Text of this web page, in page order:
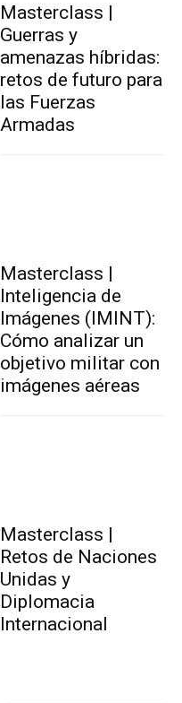
Masterclass |
Guerras y
amenazas híbridas:
retos de futuro para
las Fuerzas
Armadas
Masterclass |
Inteligencia de
Imágenes (IMINT):
Cómo analizar un
objetivo militar con
imágenes aéreas
Masterclass |
Retos de Naciones
Unidas y
Diplomacia
Internacional